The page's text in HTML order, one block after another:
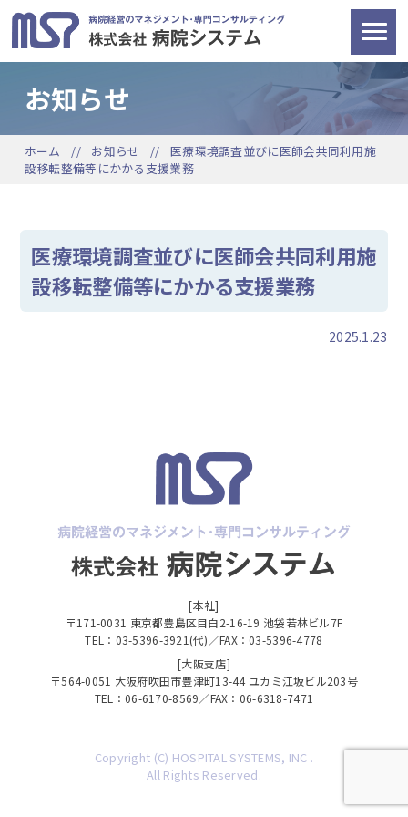
お知らせ
ホーム お知らせ
医療環境調査並びに医師会共同利用施
設移転整備等にかかる支援業務
医療環境調査並びに医師会共同利用施
設移転整備等にかかる支援業務
2025.1.23
[本社]
〒171-0031 東京都豊島区目白2-16-19 池袋若林ビル7F
TEL：03-5396-3921(代)／FAX：03-5396-4778
[大阪支店]
〒564-0051 大阪府吹田市豊津町13-44 ユカミ江坂ビル203号
TEL：06-6170-8569／FAX：06-6318-7471
Copyright (C) HOSPITAL SYSTEMS, INC .
All Rights Reserved.